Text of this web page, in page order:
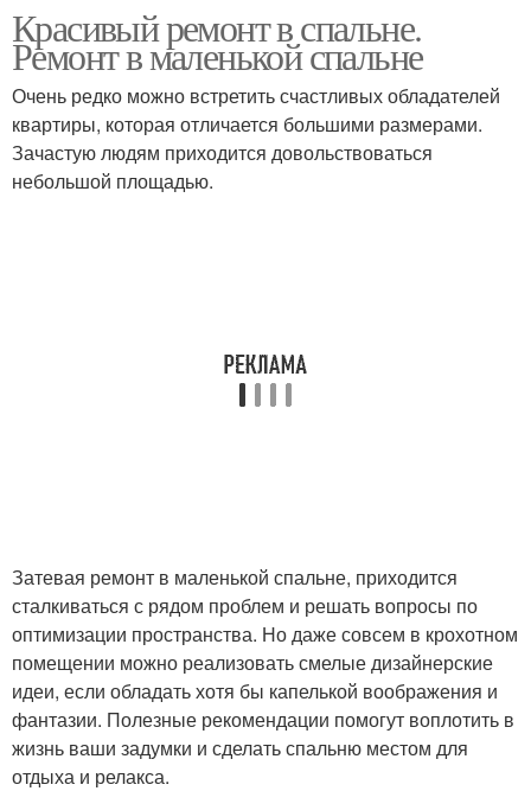
Красивый ремонт в спальне.
Ремонт в маленькой спальне
Очень редко можно встретить счастливых обладателей
квартиры, которая отличается большими размерами.
Зачастую людям приходится довольствоваться
небольшой площадью.
Затевая ремонт в маленькой спальне, приходится
сталкиваться с рядом проблем и решать вопросы по
оптимизации пространства. Но даже совсем в крохотном
помещении можно реализовать смелые дизайнерские
идеи, если обладать хотя бы капелькой воображения и
фантазии. Полезные рекомендации помогут воплотить в
жизнь ваши задумки и сделать спальню местом для
отдыха и релакса.